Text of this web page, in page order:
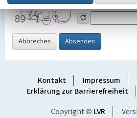
Grafik ein
Abbrechen Absenden
Kontakt Impressum
Erklärung zur Barrierefreiheit
Copyright © LVR